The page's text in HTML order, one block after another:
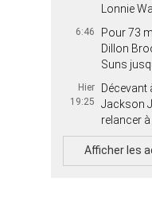
Lonnie
6:46
Pour 73
Dillon
Suns
Hier
19:25
Décevant
Jackson
relancer
Afficher les